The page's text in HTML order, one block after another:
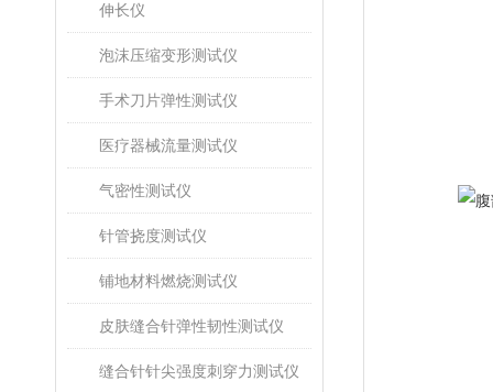
伸长仪
泡沫压缩变形测试仪
手术刀片弹性测试仪
医疗器械流量测试仪
气密性测试仪
针管挠度测试仪
铺地材料燃烧测试仪
皮肤缝合针弹性韧性测试仪
缝合针针尖强度刺穿力测试仪